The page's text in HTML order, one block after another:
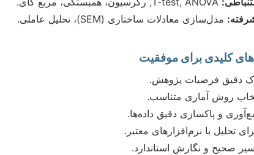
مدل‌سازی معادلات ساختاری (SEM)، تحلیل عاملی.
کلیدی برای موفقیت
دقیق فرضیات پژوهش.
روش آماری متناسب.
و پاکسازی دقیق داده‌ها.
تحلیل با نرم‌افزارهای معتبر.
صحیح و نگارش استاندارد.